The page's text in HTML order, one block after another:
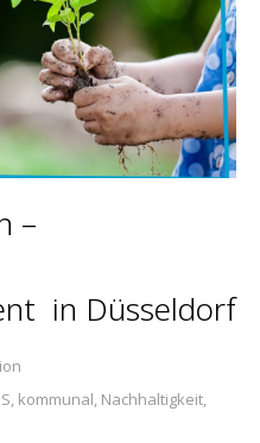
–
in Düsseldorf
, kommunal, Nachhaltigkeit,